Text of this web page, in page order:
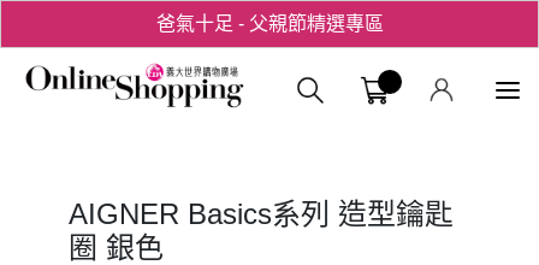
爸氣十足 - 父親節精選專區
用心愛你！七夕星選禮遇！義大購物
AIGNER Basics系列 造型鑰匙
圈 銀色